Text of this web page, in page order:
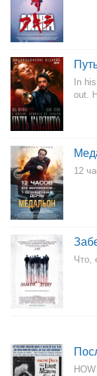
In
out.
12
Что,